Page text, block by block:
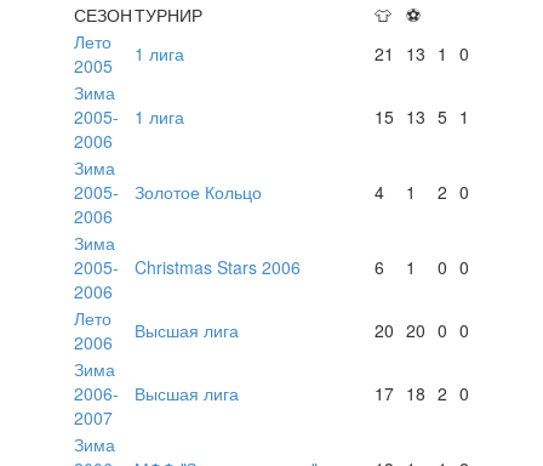
СЕЗОНТУРНИР 👕 ⚽
Лето
2005
1 лига 21 13 1
0
Зима
2005-
2006
1 лига 15 13 5 1
Зима
2005-
2006
Золотое Кольцо 4 1 2 0
Зима
2005-
2006
Christmas Stars 2006 6 1 0 0
Лето
2006
Высшая лига 20 20 0 0
Зима
2006-
2007
Высшая лига 17 18 2 0
Зима